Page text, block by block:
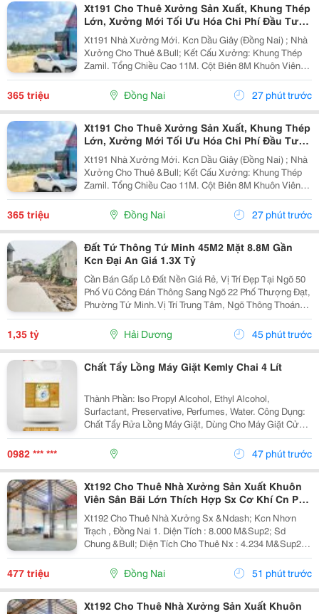
Xt191 Cho Thuê Xưởng Sản Xuất, Khung Thép
Lớn, Xưởng Mới Tối Ưu Hóa Chi Phí Đầu Tư
Sx
Xt191 Nhà Xưởng Mới. Kcn Dầu Giây (Đồng Nai) ; Nhà
Xưởng Cho Thuê &Bull; Kết Cấu Xưởng: Khung Thép
Zamil. Tổng Chiều Cao 11M. Cột Biên 8M Khuôn Viên
4700M2 ( 42M X 112M ) &Bull; Dt Nx Sản Xuất : 38M X
91M ( 3480 M&Sup2; ) &Bull; Dt Văn Phòng...
365 triệu Đồng Nai 27 phút trước
Xt191 Cho Thuê Xưởng Sản Xuất, Khung Thép
Lớn, Xưởng Mới Tối Ưu Hóa Chi Phí Đầu Tư
Sx
Xt191 Nhà Xưởng Mới. Kcn Dầu Giây (Đồng Nai) ; Nhà
Xưởng Cho Thuê &Bull; Kết Cấu Xưởng: Khung Thép
Zamil. Tổng Chiều Cao 11M. Cột Biên 8M Khuôn Viên
4700M2 ( 42M X 112M ) &Bull; Dt Nx Sản Xuất : 38M X
91M ( 3480 M&Sup2; ) &Bull; Dt Văn Phòng...
365 triệu Đồng Nai 27 phút trước
Đất Tứ Thông Tứ Minh 45M2 Mặt 8.8M Gần
Kcn Đại An Giá 1.3X Tỷ
Cần Bán Gấp Lô Đất Nền Giá Rẻ, Vị Trí Đẹp Tại Ngõ 50
Phố Vũ Công Đán Thông Sang Ngõ 22 Phố Thượng Đạt,
Phường Tứ Minh. Vị Trí Trung Tâm, Ngõ Thông Thoáng,
Bán Kính 300M Đầy Đủ Chợ Dân Sinh, Trường Học Các
Cấp Và Khu Công Nghiệp Đại An. Khu Vực Dân...
1,35 tỷ Hải Dương 45 phút trước
Chất Tẩy Lồng Máy Giặt Kemly Chai 4 Lít
Thành Phần: Iso Propyl Alcohol, Ethyl Alcohol,
Surfactant, Preservative, Perfumes, Water. Công Dụng:
Chất Tẩy Rửa Lồng Máy Giặt, Dùng Cho Máy Giặt Cửa
Trên, Máy Giặt Cửa Trước. Cách Dùng: Sử Dụng Từ 5-
10 Gam/Lít. Nếu Máy Giặt 7 Kg Thì Chọn Mức...
0982 *** *** 47 phút trước
Xt192 Cho Thuê Nhà Xưởng Sản Xuất Khuôn
Viên Sân Bãi Lớn Thích Hợp Sx Cơ Khí Cn Phụ
Trợ
Xt192 Cho Thuê Nhà Xưởng Sx &Ndash; Kcn Nhơn
Trạch , Đồng Nai 1. Diện Tích : 8.000 M&Sup2; Sd
Chung &Bull; Diện Tích Cho Thuê Nx : 4.234 M&Sup2; (
58M X 73M ) &Bull; Văn Phòng 100 M&Sup2; Trong
Xưởng Kết Cấu Xưởng Chuẩn Kcn, Nền Bê Tông
477 triệu Đồng Nai 51 phút trước
Xt192 Cho Thuê Nhà Xưởng Sản Xuất Khuôn